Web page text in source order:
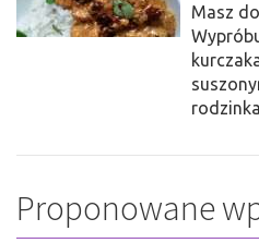
Masz
Proponowane